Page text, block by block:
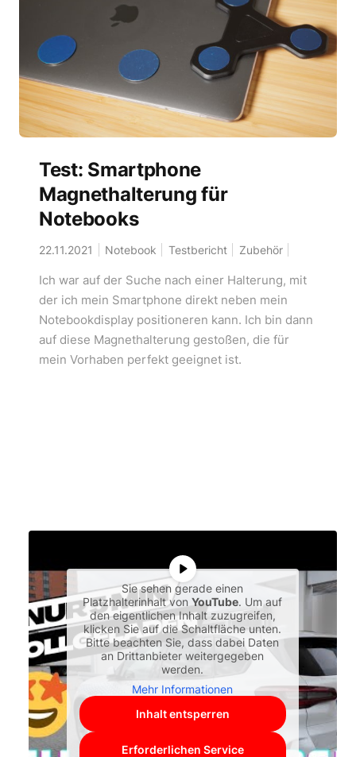
Test: Smartphone
Magnethalterung für
Notebooks
22.11.2021 Notebook Testbericht Zubehör
Ich war auf der Suche nach einer Halterung, mit
der ich mein Smartphone direkt neben mein
Notebookdisplay positioneren kann. Ich bin dann
auf diese Magnethalterung gestoßen, die für
mein Vorhaben perfekt geeignet ist.
Sie sehen gerade einen
Platzhalterinhalt vonYouTube. Um auf
den eigentlichen Inhalt zuzugreifen,
klicken Sie auf die Schaltfläche unten.
Bitte beachten Sie, dass dabei Daten
an Drittanbieter weitergegeben
werden.
Mehr Informationen
Inhalt entsperren
Erforderlichen Service